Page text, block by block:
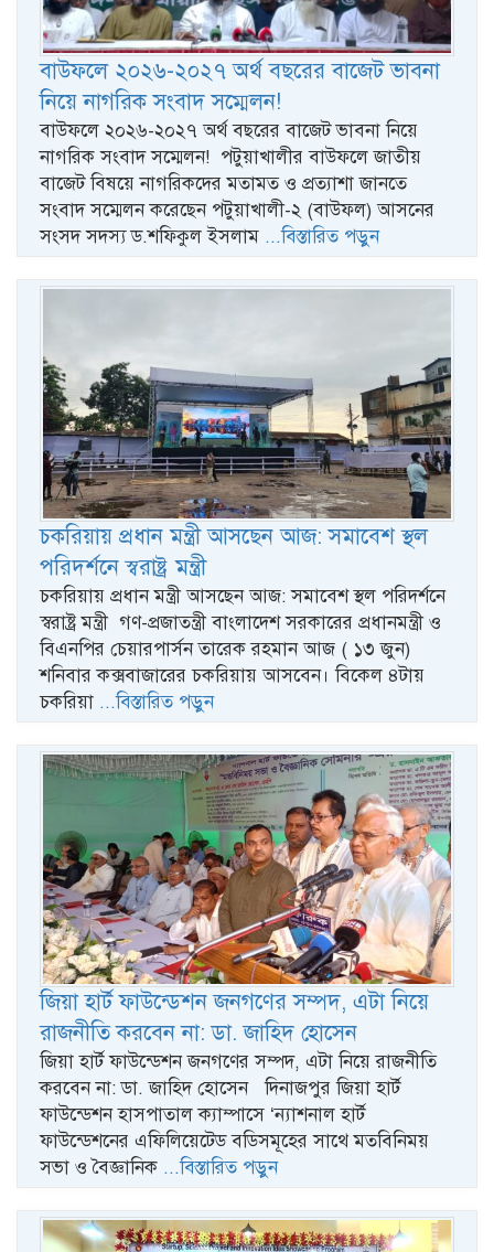
বাউফলে ২০২৬-২০২৭ অর্থ বছরের বাজেট ভাবনা
নিয়ে নাগরিক সংবাদ সম্মেলন!
বাউফলে ২০২৬-২০২৭ অর্থ বছরের বাজেট ভাবনা নিয়ে
নাগরিক সংবাদ সম্মেলন! পটুয়াখালীর বাউফলে জাতীয়
বাজেট বিষয়ে নাগরিকদের মতামত ও প্রত্যাশা জানতে
সংবাদ সম্মেলন করেছেন পটুয়াখালী-২ (বাউফল) আসনের
সংসদ সদস্য ড.শফিকুল ইসলাম ...বিস্তারিত পড়ুন
চকরিয়ায় প্রধান মন্ত্রী আসছেন আজ: সমাবেশ স্থল
পরিদর্শনে স্বরাষ্ট্র মন্ত্রী
চকরিয়ায় প্রধান মন্ত্রী আসছেন আজ: সমাবেশ স্থল পরিদর্শনে
স্বরাষ্ট্র মন্ত্রী গণ-প্রজাতন্ত্রী বাংলাদেশ সরকারের প্রধানমন্ত্রী ও
বিএনপির চেয়ারপার্সন তারেক রহমান আজ ( ১৩ জুন)
শনিবার কক্সবাজারের চকরিয়ায় আসবেন। বিকেল ৪টায়
চকরিয়া ...বিস্তারিত পড়ুন
জিয়া হার্ট ফাউন্ডেশন জনগণের সম্পদ, এটা নিয়ে
রাজনীতি করবেন না: ডা. জাহিদ হোসেন
জিয়া হার্ট ফাউন্ডেশন জনগণের সম্পদ, এটা নিয়ে রাজনীতি
করবেন না: ডা. জাহিদ হোসেন দিনাজপুর জিয়া হার্ট
ফাউন্ডেশন হাসপাতাল ক্যাম্পাসে ‘ন্যাশনাল হার্ট
ফাউন্ডেশনের এফিলিয়েটেড বডিসমূহের সাথে মতবিনিময়
সভা ও বৈজ্ঞানিক ...বিস্তারিত পড়ুন